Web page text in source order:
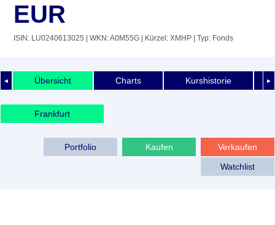
EUR
ISIN: LU0240613025 | WKN: A0M55G | Kürzel: XMHP | Typ: Fonds
◄ ►
Übersicht Charts Kurshistorie
Frankfurt
Verkaufen
Kaufen
Portfolio
Watchlist